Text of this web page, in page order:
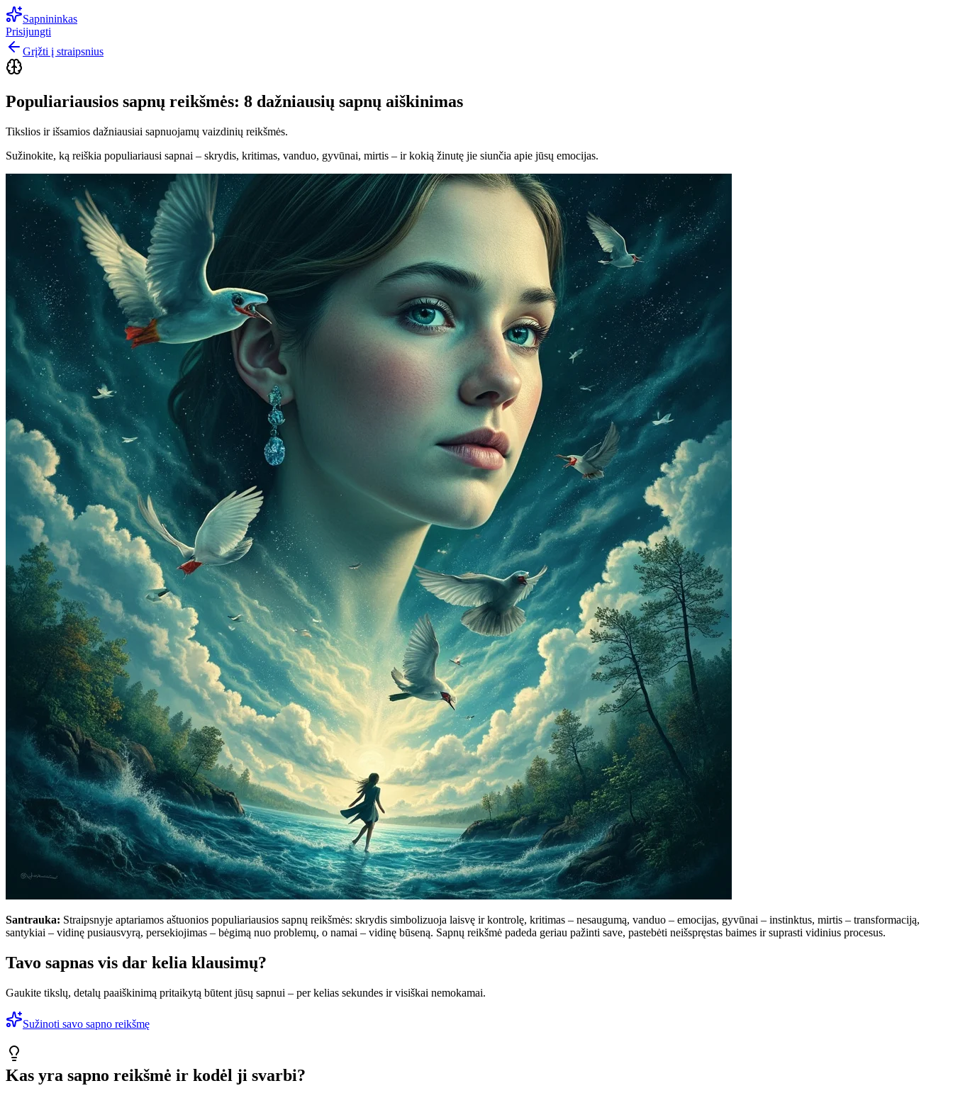
Sapnininkas
Prisijungti
Grįžti į straipsnius
Populiariausios sapnų reikšmės: 8 dažniausių sapnų aiškinimas
Tikslios ir išsamios dažniausiai sapnuojamų vaizdinių reikšmės.
Sužinokite, ką reiškia populiariausi sapnai – skrydis, kritimas, vanduo, gyvūnai, mirtis – ir kokią žinutę jie siunčia apie jūsų emocijas.
Santrauka: Straipsnyje aptariamos aštuonios populiariausios sapnų reikšmės: skrydis simbolizuoja laisvę ir kontrolę, kritimas – nesaugumą, vanduo – emocijas, gyvūnai – instinktus, mirtis – transformaciją,
santykiai – vidinę pusiausvyrą, persekiojimas – bėgimą nuo problemų, o namai – vidinę būseną. Sapnų reikšmė padeda geriau pažinti save, pastebėti neišspręstas baimes ir suprasti vidinius procesus.
Tavo sapnas vis dar kelia klausimų?
Gaukite tikslų, detalų paaiškinimą pritaikytą būtent jūsų sapnui – per kelias sekundes ir visiškai nemokamai.
Sužinoti savo sapno reikšmę
Kas yra sapno reikšmė ir kodėl ji svarbi?